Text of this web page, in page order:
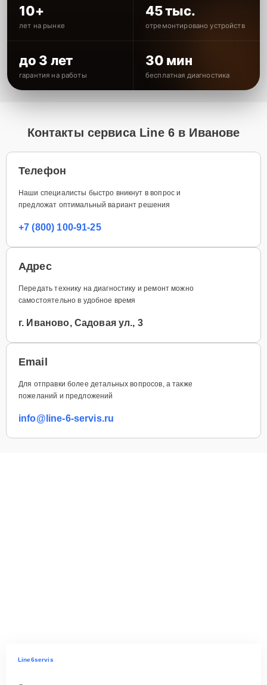
10+
лет на рынке
45 тыс.
отремонтировано устройств
до 3 лет
гарантия на работы
30 мин
бесплатная диагностика
Контакты сервиса Line 6 в Иванове
Телефон
Наши специалисты быстро вникнут в вопрос и
предложат оптимальный вариант решения
+7 (800) 100-91-25
Адрес
Передать технику на диагностику и ремонт можно
самостоятельно в удобное время
г. Иваново, Садовая ул., 3
Email
Для отправки более детальных вопросов, а также
пожеланий и предложений
info@line-6-servis.ru
Line6servis